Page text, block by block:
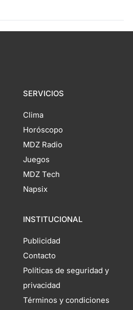
SERVICIOS
Clima
Horóscopo
MDZ Radio
Juegos
MDZ Tech
Napsix
INSTITUCIONAL
Publicidad
Contacto
Políticas de seguridad y
privacidad
Términos y condiciones